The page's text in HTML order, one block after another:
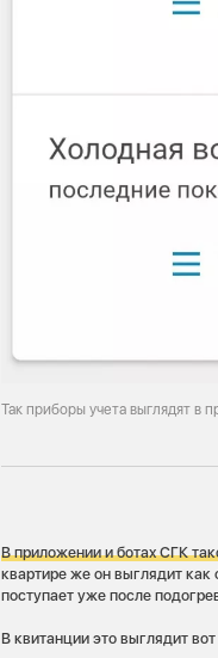
Так приборы учета выглядят в
В приложении и ботах СГК
квартире же он выглядит как
поступает уже после
В квитанции это выглядит вот